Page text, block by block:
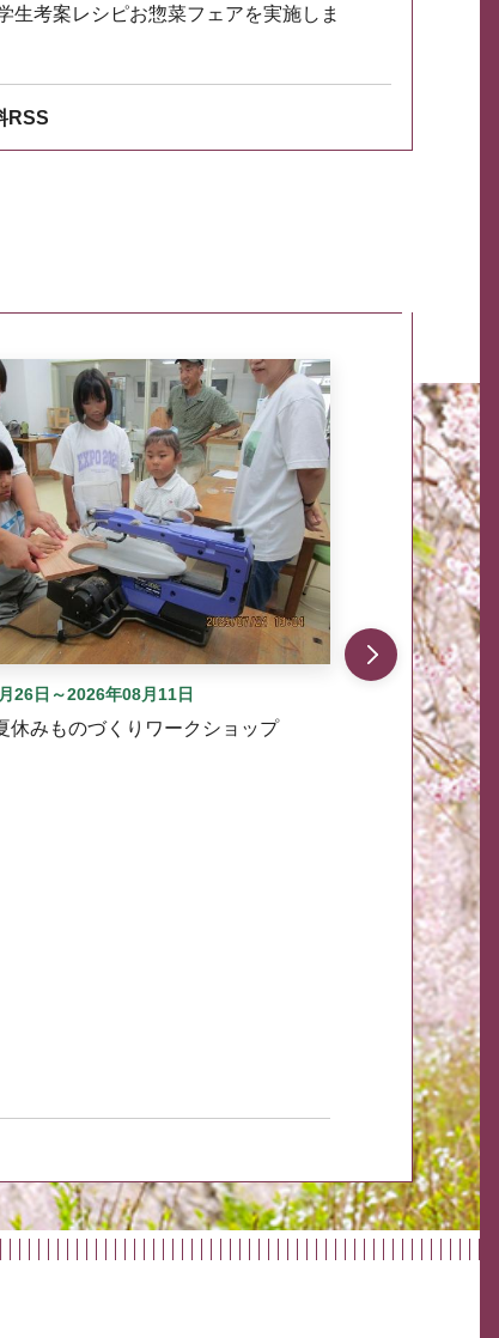
生考案レシピお惣菜フェアを実施しま
RSS
26日～2026年08月11日
休みものづくりワークショップ